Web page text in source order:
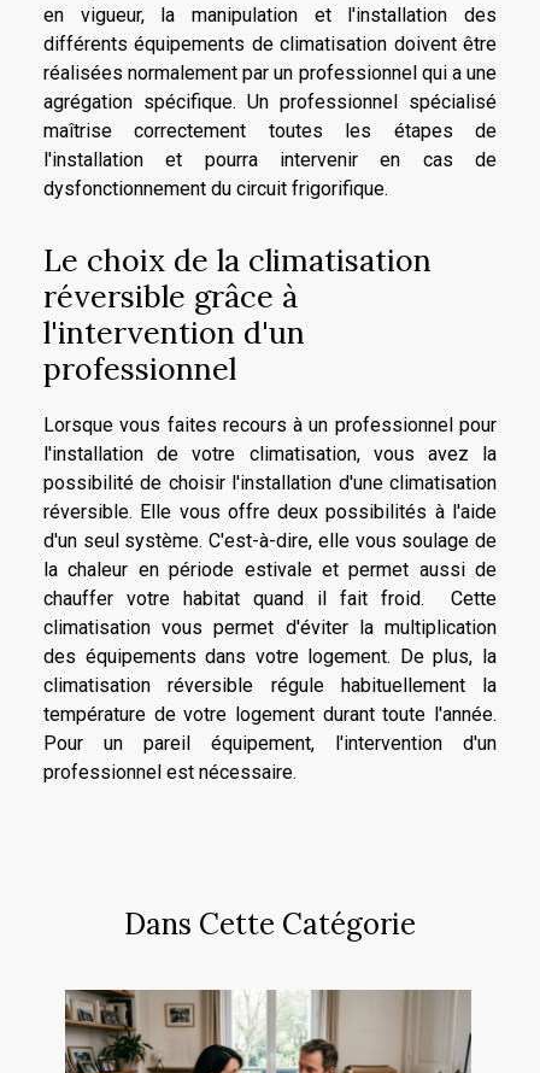
en vigueur, la manipulation et l'installation des
différents équipements de climatisation doivent être
réalisées normalement par un professionnel qui a une
agrégation spécifique. Un professionnel spécialisé
maîtrise correctement toutes les étapes de
l'installation et pourra intervenir en cas de
dysfonctionnement du circuit frigorifique.
Le choix de la climatisation
réversible grâce à
l'intervention d'un
professionnel
Lorsque vous faites recours à un professionnel pour
l'installation de votre climatisation, vous avez la
possibilité de choisir l'installation d'une climatisation
réversible. Elle vous offre deux possibilités à l'aide
d'un seul système. C'est-à-dire, elle vous soulage de
la chaleur en période estivale et permet aussi de
chauffer votre habitat quand il fait froid. Cette
climatisation vous permet d'éviter la multiplication
des équipements dans votre logement. De plus, la
climatisation réversible régule habituellement la
température de votre logement durant toute l'année.
Pour un pareil équipement, l'intervention d'un
professionnel est nécessaire.
Dans Cette Catégorie